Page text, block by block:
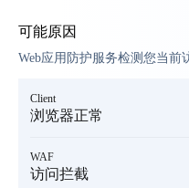
可能原因
Web应用防护服务检测您当前
Client
浏览器正常
WAF
访问拦截